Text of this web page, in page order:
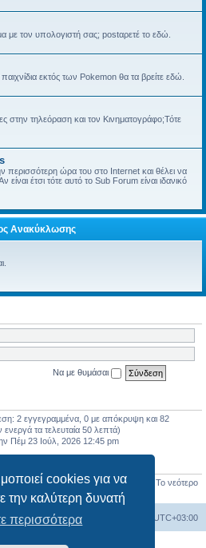
cookies για να
την καλύτερη δυνατή
περισσότερα
με τον υπολογιστή σας; postαρετέ το εδώ.
εκτός των Pokemon θα τα βρείτε εδώ.
στην τηλεόραση και τον Κινηματογράφο;Τότε
περισσότερη ώρα του στο Internet και θέλει να
είναι έτσι τότε αυτό το Sub Forum είναι ιδανικό
Ανακύκλωσης
Να με θυμάσαι
2 εγγεγραμμένα, 0 με απόκρυψη και 82
τα τελευταία 50 λεπτά)
Πέμ 23 Ιούλ, 2026 12:45 pm
θεμάτων 657• Σύνολο μελών
• Το νεότερο
Όλοι οι χρόνοι είναι UTC+03:00
® Forum Software © phpBB Limited